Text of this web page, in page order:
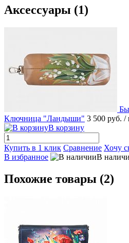
Аксессуары (1)
Ключница "Ландыши" 3 500 руб. /
В корзину
Купить в 1 клик Сравнение Хочу
В избранное
В
Похожие товары (2)